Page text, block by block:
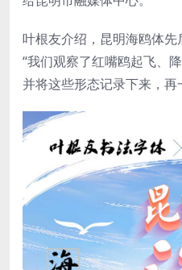
叶根友介绍，昆明海鸥体先
“我们观察了红嘴鸥起飞、
并将这些形态记录下来，